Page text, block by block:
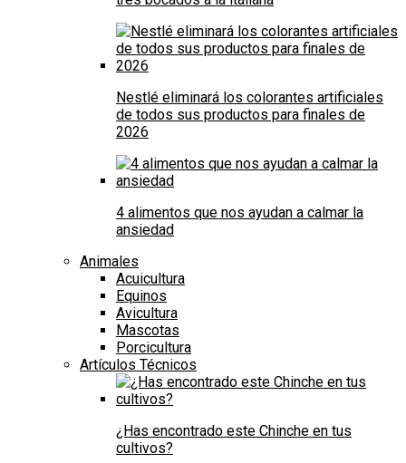
Nestlé eliminará los colorantes artificiales
de todos sus productos para finales de
2026
4 alimentos que nos ayudan a calmar la
ansiedad
Animales
Acuicultura
Equinos
Avicultura
Mascotas
Porcicultura
Artículos Técnicos
¿Has encontrado este Chinche en tus
cultivos?